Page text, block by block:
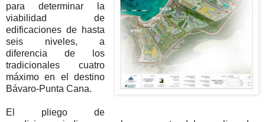
para determinar la
viabilidad de
edificaciones de hasta
seis niveles, a
diferencia de los
tradicionales cuatro
máximo en el destino
Bávaro-Punta Cana.
El pliego de